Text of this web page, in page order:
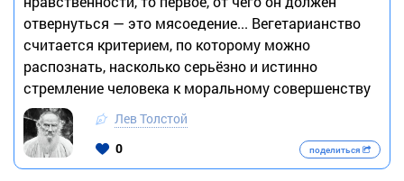
отвернуться — это мясоедение... Вегетарианство
считается критерием, по которому можно
распознать, насколько серьёзно и истинно
стремление человека к моральному совершенству
Лев Толстой
0
поделиться